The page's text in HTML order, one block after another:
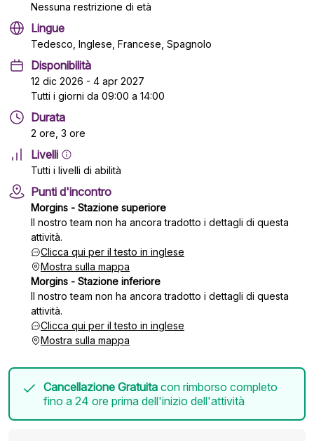
Nessuna restrizione di età
Lingue
Tedesco, Inglese, Francese, Spagnolo
Disponibilità
12 dic 2026 - 4 apr 2027
Tutti i giorni da 09:00 a 14:00
Durata
2 ore, 3 ore
Livelli
Tutti i livelli di abilità
Punti d'incontro
Morgins - Stazione superiore
Il nostro team non ha ancora tradotto i dettagli di questa
attività.
Clicca qui per il testo in inglese
Mostra sulla mappa
Morgins - Stazione inferiore
Il nostro team non ha ancora tradotto i dettagli di questa
attività.
Clicca qui per il testo in inglese
Mostra sulla mappa
Cancellazione Gratuita con rimborso completo
fino a 24 ore prima dell'inizio dell'attività